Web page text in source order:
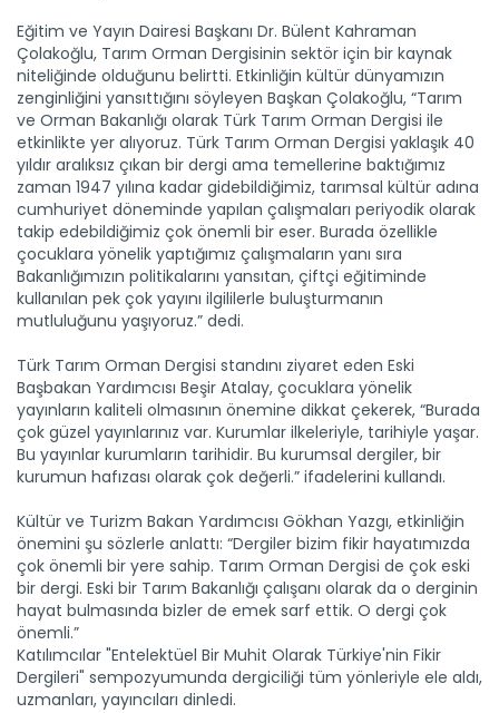
Eğitim ve Yayın Dairesi Başkanı Dr. Bülent Kahraman
Çolakoğlu, Tarım Orman Dergisinin sektör için bir kaynak
niteliğinde olduğunu belirtti. Etkinliğin kültür dünyamızın
zenginliğini yansıttığını söyleyen Başkan Çolakoğlu, “Tarım
ve Orman Bakanlığı olarak Türk Tarım Orman Dergisi ile
etkinlikte yer alıyoruz. Türk Tarım Orman Dergisi yaklaşık 40
yıldır aralıksız çıkan bir dergi ama temellerine baktığımız
zaman 1947 yılına kadar gidebildiğimiz, tarımsal kültür adına
cumhuriyet döneminde yapılan çalışmaları periyodik olarak
takip edebildiğimiz çok önemli bir eser. Burada özellikle
çocuklara yönelik yaptığımız çalışmaların yanı sıra
Bakanlığımızın politikalarını yansıtan, çiftçi eğitiminde
kullanılan pek çok yayını ilgililerle buluşturmanın
mutluluğunu yaşıyoruz.” dedi.
Türk Tarım Orman Dergisi standını ziyaret eden Eski
Başbakan Yardımcısı Beşir Atalay, çocuklara yönelik
yayınların kaliteli olmasının önemine dikkat çekerek, “Burada
çok güzel yayınlarınız var. Kurumlar ilkeleriyle, tarihiyle yaşar.
Bu yayınlar kurumların tarihidir. Bu kurumsal dergiler, bir
kurumun hafızası olarak çok değerli.” ifadelerini kullandı.
Kültür ve Turizm Bakan Yardımcısı Gökhan Yazgı, etkinliğin
önemini şu sözlerle anlattı: “Dergiler bizim fikir hayatımızda
çok önemli bir yere sahip. Tarım Orman Dergisi de çok eski
bir dergi. Eski bir Tarım Bakanlığı çalışanı olarak da o derginin
hayat bulmasında bizler de emek sarf ettik. O dergi çok
önemli.”
Katılımcılar "Entelektüel Bir Muhit Olarak Türkiye'nin Fikir
Dergileri" sempozyumunda dergiciliği tüm yönleriyle ele aldı,
uzmanları, yayıncıları dinledi.
Gençler ufuk açan kariyer...
Cumhurbaşkanlığı İletişim Başkanlığı tarafından
düzenlenen...
Devamını Oku ->
Okulda organik tarım haftası...
Çocuklar, ‘Toprağa Saygı Geleceğe Yatırım Organik
Tarımda’...